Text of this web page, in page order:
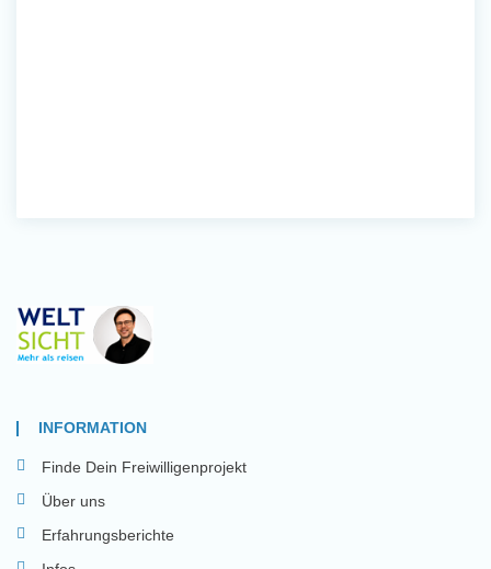
INFORMATION
Finde Dein Freiwilligenprojekt
Über uns
Erfahrungsberichte